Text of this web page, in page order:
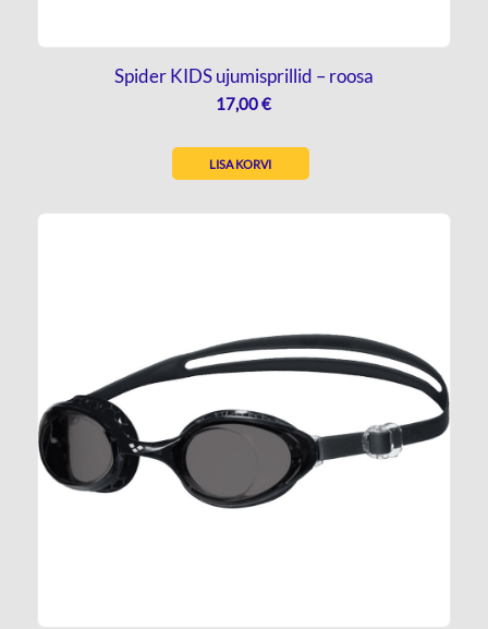
Spider KIDS ujumisprillid – roosa
17,00€
LISA KORVI